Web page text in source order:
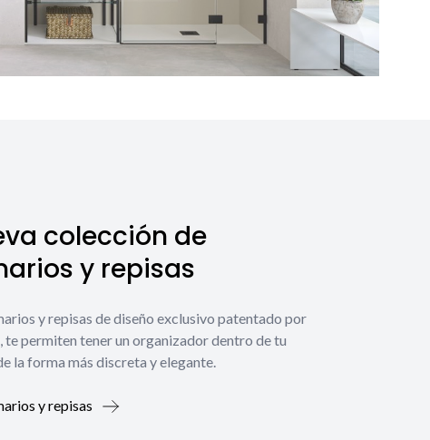
colección de
y repisas
y repisas de diseño exclusivo patentado por
te permiten tener un organizador dentro de tu
la forma más discreta y elegante.
y repisas